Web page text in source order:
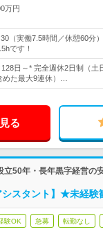
万円
（実働7.5時間／休憩60分
です！
日～* 完全週休2日制（土
めた最大9連休）…
る
立50年・長年黒字経営の
シスタント】★未経験
験OK 急募 転勤なし